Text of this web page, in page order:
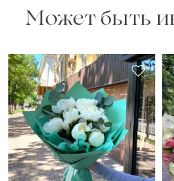
Может быть